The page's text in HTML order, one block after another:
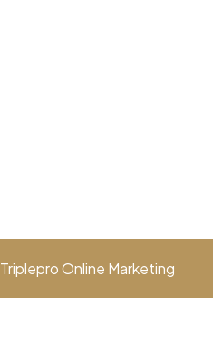
Triplepro Online Marketing